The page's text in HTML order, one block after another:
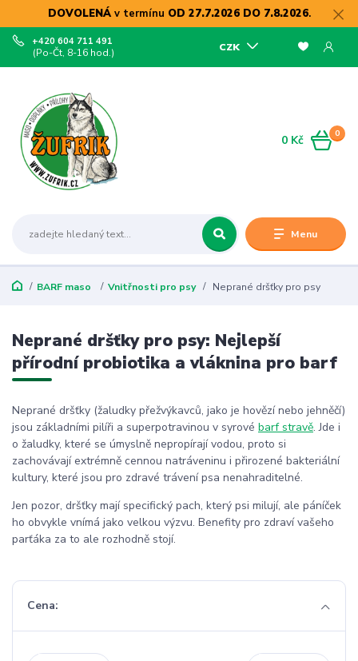
DOVOLENÁv termínu OD 27.7.2026 DO 7.8.2026.
Menu
CZK
+420 604 711 491
(Po-Čt, 8-16 hod.)
0
0 Kč
BARF maso Vnitřnosti pro psy Neprané dršťky pro psy
Neprané dršťky pro psy: Nejlepší
přírodní probiotika a vláknina pro barf
Neprané dršťky (žaludky přežvýkavců, jako je hovězí nebo jehněčí)
jsou základními pilíři a superpotravinou v syrové barf stravě. Jde i
o žaludky, které se úmyslně nepropírají vodou, proto si
zachovávají extrémně cennou natráveninu i přirozené bakteriální
kultury, které jsou pro zdravé trávení psa nenahraditelné.
Jen pozor, dršťky mají specifický pach, který psi milují, ale páníček
ho obvykle vnímá jako velkou výzvu. Benefity pro zdraví vašeho
parťáka za to ale rozhodně stojí.
Cena: